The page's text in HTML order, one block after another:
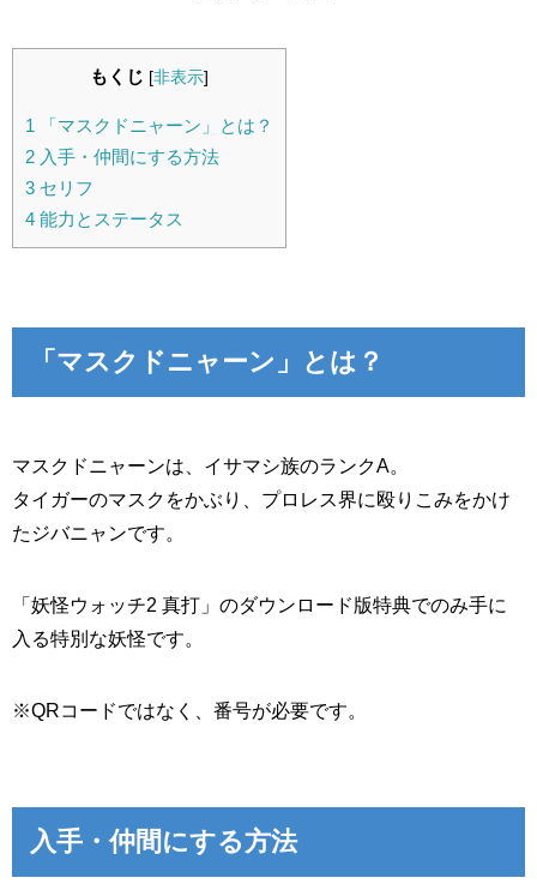
もくじ [非表示]
1 「マスクドニャーン」とは？
2 入手・仲間にする方法
3 セリフ
4 能力とステータス
「マスクドニャーン」とは？
マスクドニャーンは、イサマシ族のランクA。
タイガーのマスクをかぶり、プロレス界に殴りこみをかけ
たジバニャンです。
「妖怪ウォッチ2 真打」のダウンロード版特典でのみ手に
入る特別な妖怪です。
※QRコードではなく、番号が必要です。
入手・仲間にする方法